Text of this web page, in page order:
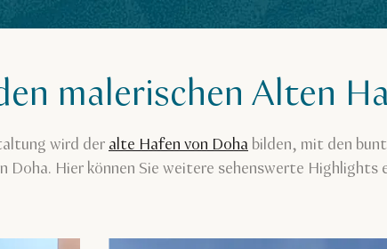
malerischen Alten
wird deralte Hafen von Doha bilden, mit den
Doha. Hier können Sie weitere sehenswerte Highlights